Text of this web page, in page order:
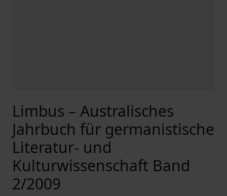
Limbus – Australisches
Jahrbuch für germanistische
Literatur- und
Kulturwissenschaft Band
2/2009